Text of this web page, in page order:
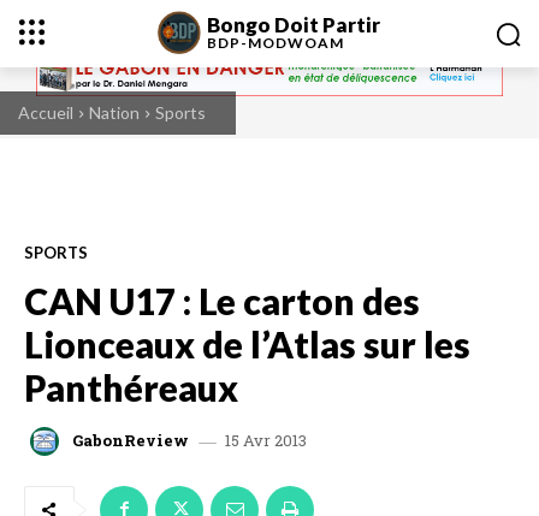
Bongo Doit Partir
BDP-MODWOAM
Accueil Nation Sports
SPORTS
CAN U17 : Le carton des
Lionceaux de l’Atlas sur les
Panthéreaux
GabonReview 15 Avr 2013